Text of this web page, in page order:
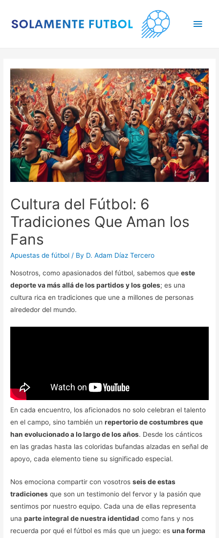
Main
Cultura del Fútbol: 6
Tradiciones Que Aman los
Fans
Apuestas de fútbol / By D. Adam Díaz Tercero
Nosotros, como apasionados del fútbol, sabemos queeste
deporte va más allá de los partidos y los goles; es una
cultura rica en tradiciones que une a millones de personas
alrededor del mundo.
En cada encuentro, los aficionados no solo celebran el talento
en el campo, sino también unrepertorio de costumbres que
han evolucionado a lo largo de los años. Desde los cánticos
en las gradas hasta las coloridas bufandas alzadas en señal de
apoyo, cada elemento tiene su significado especial.
Nos emociona compartir con vosotrosseis de estas
tradiciones que son un testimonio del fervor y la pasión que
sentimos por nuestro equipo. Cada una de ellas representa
unaparte integral de nuestra identidad como fans y nos
recuerda por qué el fútbol es más que un juego: esuna forma